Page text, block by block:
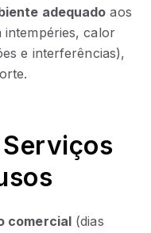
adequado aos
calor
e interferências),
comercial (dias